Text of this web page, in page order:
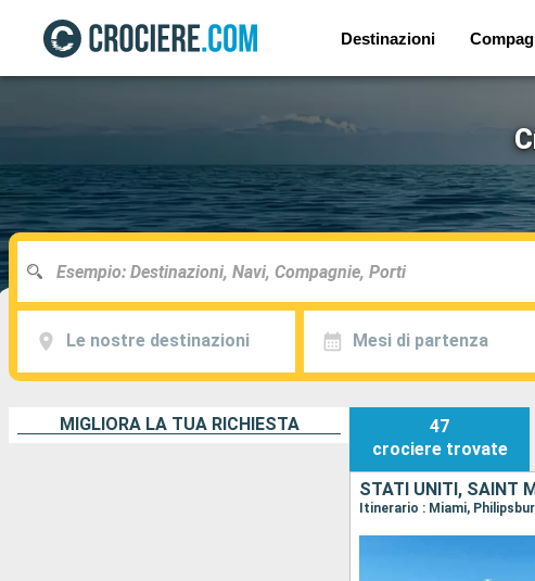
Destinazioni
Le nostre destinazioni Mesi di partenza
MIGLIORA LA TUA RICHIESTA
47
crociere trovate
STATI UNITI, SAINT
Itinerario : Miami,